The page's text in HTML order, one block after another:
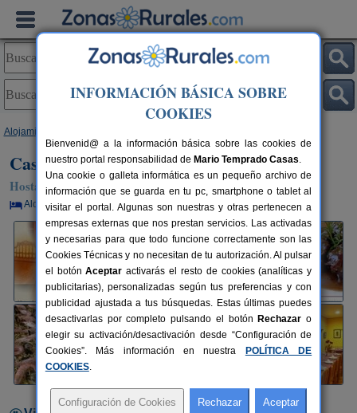
Alojamientos
Casa Castro
Hostal Rural en Alberuela de Laliena (Huesca)
Alquiler por habitaciones 2-60+4 plazas 40 km de Huesca
INFORMACIÓN BÁSICA SOBRE
COOKIES
Bienvenid@ a la información básica sobre las cookies de
nuestro portal responsabilidad de Mario Temprado Casas.
Una cookie o galleta informática es un pequeño archivo de
información que se guarda en tu pc, smartphone o tablet al
visitar el portal. Algunas son nuestras y otras pertenecen a
empresas externas que nos prestan servicios. Las activadas
y necesarias para que todo funcione correctamente son las
Cookies Técnicas y no necesitan de tu autorización. Al pulsar
el botónAceptar activarás el resto de cookies (analíticas y
publicitarias), personalizadas según tus preferencias y con
publicidad ajustada a tus búsquedas. Estas últimas puedes
desactivarlas por completo pulsando el botón Rechazar o
elegir su activación/desactivación desde “Configuración de
Cookies”. Más información en nuestra
POLÍTICA DE
COOKIES.